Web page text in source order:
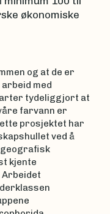
økonomiske
og at de er
med
tydeliggjort at
farvann er
prosjektet har
ved å
geografisk
kjente
Arbeidet